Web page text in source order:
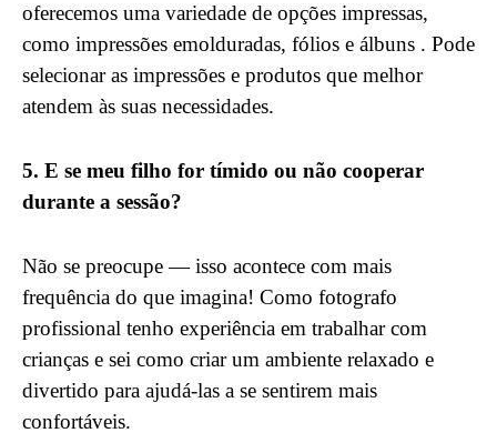
oferecemos uma variedade de opções impressas,
como impressões emolduradas, fólios e álbuns . Pode
selecionar as impressões e produtos que melhor
atendem às suas necessidades.
5. E se meu filho for tímido ou não cooperar
durante a sessão?
Não se preocupe — isso acontece com mais
frequência do que imagina! Como fotografo
profissional tenho experiência em trabalhar com
crianças e sei como criar um ambiente relaxado e
divertido para ajudá-las a se sentirem mais
confortáveis.